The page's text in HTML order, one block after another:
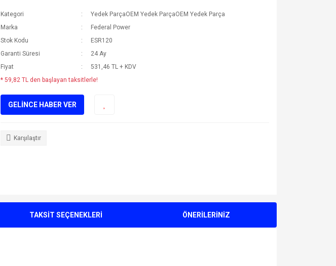
Kategori
Yedek ParçaOEM Yedek ParçaOEM Yedek Parça
Marka
Federal Power
Stok Kodu
ESR120
Garanti Süresi
24 Ay
Fiyat
531,46 TL + KDV
* 59,82 TL den başlayan taksitlerle!
GELİNCE HABER VER
Karşılaştır
TAKSİT SEÇENEKLERİ ÖNERİLERİNİZ